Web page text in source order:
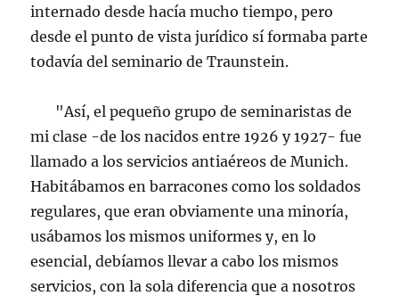
internado desde hacía mucho tiempo, pero
desde el punto de vista jurídico sí formaba parte
todavía del seminario de Traunstein.
"Así, el pequeño grupo de seminaristas de
mi clase -de los nacidos entre 1926 y 1927- fue
llamado a los servicios antiaéreos de Munich.
Habitábamos en barracones como los soldados
regulares, que eran obviamente una minoría,
usábamos los mismos uniformes y, en lo
esencial, debíamos llevar a cabo los mismos
servicios, con la sola diferencia que a nosotros